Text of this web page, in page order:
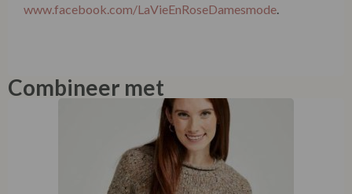
www.facebook.com/LaVieEnRoseDamesmode.
Combineer met